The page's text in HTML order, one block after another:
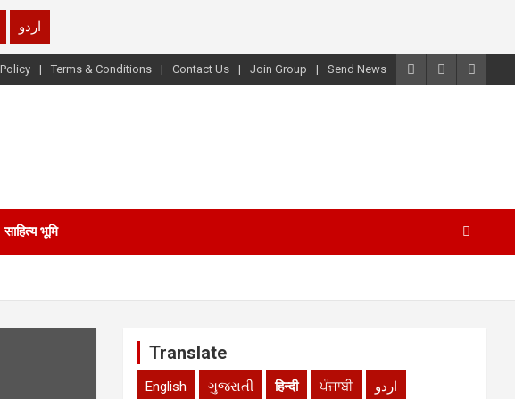
اردو
Terms & Conditions Contact Us Join Group Send News
साहित्य भूमि
Translate
English ગુજરાતી हिन्दी ਪੰਜਾਬੀ اردو